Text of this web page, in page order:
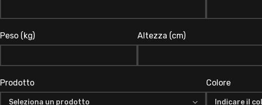
Peso (kg) Altezza (cm)
Prodotto Colore